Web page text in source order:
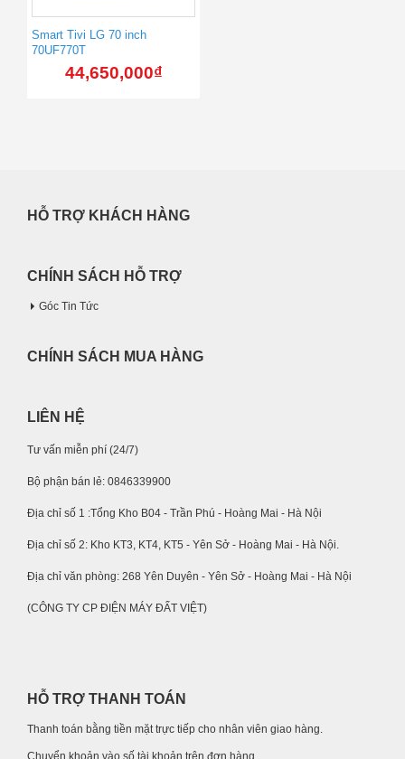
Smart Tivi LG 70 inch
70UF770T
44,650,000₫
HỖ TRỢ KHÁCH HÀNG
CHÍNH SÁCH HỖ TRỢ
Góc Tin Tức
CHÍNH SÁCH MUA HÀNG
LIÊN HỆ
Tư vấn miễn phí (24/7)
Bộ phận bán lẻ: 0846339900
Địa chỉ số 1 :Tổng Kho B04 - Trần Phú - Hoàng Mai - Hà Nội
Địa chỉ số 2: Kho KT3, KT4, KT5 - Yên Sở - Hoàng Mai - Hà Nội.
Địa chỉ văn phòng: 268 Yên Duyên - Yên Sở - Hoàng Mai - Hà Nội
(CÔNG TY CP ĐIỆN MÁY ĐẤT VIỆT)
HỖ TRỢ THANH TOÁN
Thanh toán bằng tiền mặt trực tiếp cho nhân viên giao hàng.
Chuyển khoản vào số tài khoản trên đơn hàng